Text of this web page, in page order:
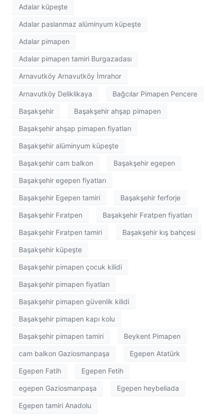
Adalar küpeşte
Adalar paslanmaz alüminyum küpeşte
Adalar pimapen
Adalar pimapen tamiri Burgazadası
Arnavutköy Arnavutköy İmrahor
Arnavutköy Deliklikaya Bağcılar Pimapen Pencere
Başakşehir Başakşehir ahşap pimapen
Başakşehir ahşap pimapen fiyatları
Başakşehir alüminyum küpeşte
Başakşehir cam balkon Başakşehir egepen
Başakşehir egepen fiyatları
Başakşehir Egepen tamiri Başakşehir ferforje
Başakşehir Fıratpen Başakşehir Fıratpen fiyatları
Başakşehir Fıratpen tamiri Başakşehir kış bahçesi
Başakşehir küpeşte
Başakşehir pimapen çocuk kilidi
Başakşehir pimapen fiyatları
Başakşehir pimapen güvenlik kilidi
Başakşehir pimapen kapı kolu
Başakşehir pimapen tamiri Beykent Pimapen
cam balkon Gaziosmanpaşa Egepen Atatürk
Egepen Fatih Egepen Fetih
egepen Gaziosmanpaşa Egepen heybeliada
Egepen tamiri Anadolu